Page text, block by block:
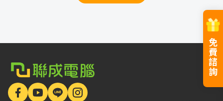
免
費
諮
詢